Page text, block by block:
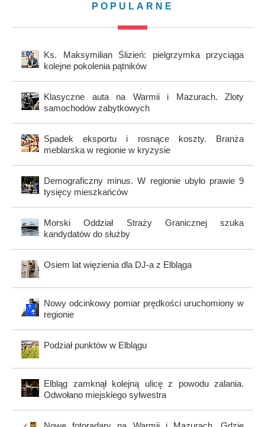
POPULARNE
Ks. Maksymilian Ślizień: pielgrzymka przyciąga
kolejne pokolenia pątników
Klasyczne auta na Warmii i Mazurach. Zloty
samochodów zabytkowych
Spadek eksportu i rosnące koszty. Branża
meblarska w regionie w kryzysie
Demograficzny minus. W regionie ubyło prawie 9
tysięcy mieszkańców
Morski Oddział Straży Granicznej szuka
kandydatów do służby
Osiem lat więzienia dla DJ-a z Elbląga
Nowy odcinkowy pomiar prędkości uruchomiony w
regionie
Podział punktów w Elblągu
Elbląg zamknął kolejną ulicę z powodu zalania.
Odwołano miejskiego sylwestra